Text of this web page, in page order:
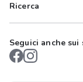
Ricerca
Seguici anche sui